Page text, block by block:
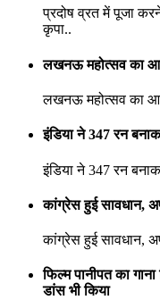
प्रदोष व्रत में पूजा
कृपा..
लखनऊ महोत्सव का
लखनऊ महोत्सव का
इंडिया ने 347 रन
इंडिया ने 347 रन
कांग्रेस हुई सावधान,
कांग्रेस हुई सावधान,
फिल्म पानीपत का
डांस भी किया